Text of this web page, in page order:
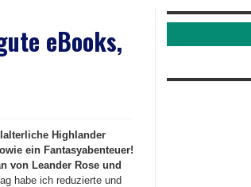
eBooks,
Highlander
ein Fantasyabenteuer!
von Leander Rose und
habe ich reduzierte und